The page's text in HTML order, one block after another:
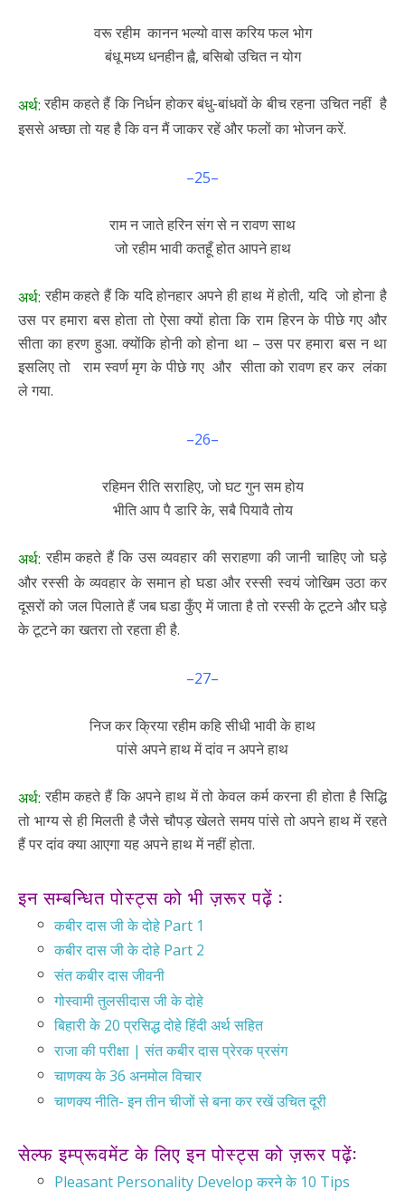
वरू रहीम कानन भल्यो वास करिय फल भोग
बंधू मध्य धनहीन ह्वै, बसिबो उचित न योग
अर्थ:रहीम कहते हैं कि निर्धन होकर बंधु-बांधवों के बीच रहना उचित नहीं है
इससे अच्छा तो यह है कि वन मैं जाकर रहें और फलों का भोजन करें.
–25–
राम न जाते हरिन संग से न रावण साथ
जो रहीम भावी कतहूँ होत आपने हाथ
अर्थ:रहीम कहते हैं कि यदि होनहार अपने ही हाथ में होती, यदि जो होना है
उस पर हमारा बस होता तो ऐसा क्यों होता कि राम हिरन के पीछे गए और
सीता का हरण हुआ. क्योंकि होनी को होना था – उस पर हमारा बस न था
इसलिए तो राम स्वर्ण मृग के पीछे गए और सीता को रावण हर कर लंका
ले गया.
–26–
रहिमन रीति सराहिए, जो घट गुन सम होय
भीति आप पै डारि के, सबै पियावै तोय
अर्थ:रहीम कहते हैं कि उस व्यवहार की सराहणा की जानी चाहिए जो घड़े
और रस्सी के व्यवहार के समान हो घडा और रस्सी स्वयं जोखिम उठा कर
दूसरों को जल पिलाते हैं जब घडा कुँए में जाता है तो रस्सी के टूटने और घड़े
के टूटने का खतरा तो रहता ही है.
–27–
निज कर क्रिया रहीम कहि सीधी भावी के हाथ
पांसे अपने हाथ में दांव न अपने हाथ
अर्थ:रहीम कहते हैं कि अपने हाथ में तो केवल कर्म करना ही होता है सिद्धि
तो भाग्य से ही मिलती है जैसे चौपड़ खेलते समय पांसे तो अपने हाथ में रहते
हैं पर दांव क्या आएगा यह अपने हाथ में नहीं होता.
इन सम्बन्धित पोस्ट्स को भी ज़रूर पढ़ें :
कबीर दास जी के दोहे Part 1
कबीर दास जी के दोहे Part 2
संत कबीर दास जीवनी
गोस्वामी तुलसीदास जी के दोहे
बिहारी के 20 प्रसिद्ध दोहे हिंदी अर्थ सहित
राजा की परीक्षा | संत कबीर दास प्रेरक प्रसंग
चाणक्य के 36 अनमोल विचार
चाणक्य नीति- इन तीन चीजों से बना कर रखें उचित दूरी
सेल्फ इम्प्रूवमेंट के लिए इन पोस्ट्स को ज़रूर पढ़ें:
Pleasant Personality Develop करने के 10 Tips